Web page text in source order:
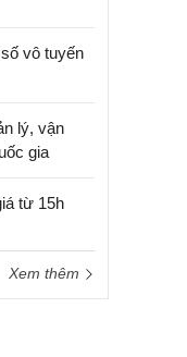
vô tuyến
lý, vận
gia
từ 15h
Xem thêm